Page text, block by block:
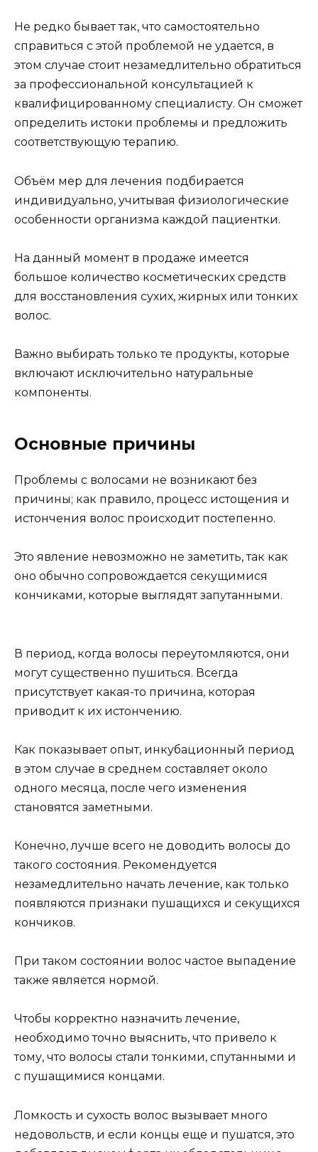
Не редко бывает так, что самостоятельно
справиться с этой проблемой не удается, в
этом случае стоит незамедлительно обратиться
за профессиональной консультацией к
квалифицированному специалисту. Он сможет
определить истоки проблемы и предложить
соответствующую терапию.
Объём мер для лечения подбирается
индивидуально, учитывая физиологические
особенности организма каждой пациентки.
На данный момент в продаже имеется
большое количество косметических средств
для восстановления сухих, жирных или тонких
волос.
Важно выбирать только те продукты, которые
включают исключительно натуральные
компоненты.
Основные причины
Проблемы с волосами не возникают без
причины; как правило, процесс истощения и
истончения волос происходит постепенно.
Это явление невозможно не заметить, так как
оно обычно сопровождается секущимися
кончиками, которые выглядят запутанными.
В период, когда волосы переутомляются, они
могут существенно пушиться. Всегда
присутствует какая-то причина, которая
приводит к их истончению.
Как показывает опыт, инкубационный период
в этом случае в среднем составляет около
одного месяца, после чего изменения
становятся заметными.
Конечно, лучше всего не доводить волосы до
такого состояния. Рекомендуется
незамедлительно начать лечение, как только
появляются признаки пушащихся и секущихся
кончиков.
При таком состоянии волос частое выпадение
также является нормой.
Чтобы корректно назначить лечение,
необходимо точно выяснить, что привело к
тому, что волосы стали тонкими, спутанными и
с пушащимися концами.
Ломкость и сухость волос вызывает много
недовольств, и если концы еще и пушатся, это